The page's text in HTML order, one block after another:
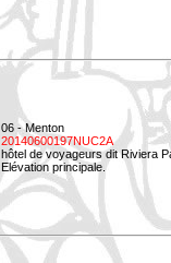
06 - Menton
20140600197NUC2A
hôtel de voyageurs dit Riviera
Elévation principale.